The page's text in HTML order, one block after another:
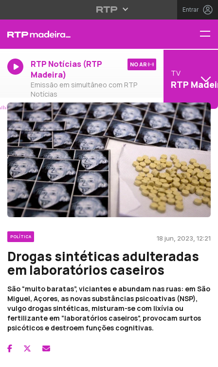
Entrar
RTP Notícias (RTP
Madeira)
Emissão em simultâneo com RTP
Notícias
NO AR
TV
RTP
POLÍTICA 18 jun, 2023, 12:21
Drogas sintéticas adulteradas
em laboratórios caseiros
São “muito baratas”, viciantes e abundam nas ruas: em São
Miguel, Açores, as novas substâncias psicoativas (NSP),
vulgo drogas sintéticas, misturam-se com lixívia ou
fertilizante em “laboratórios caseiros”, provocam surtos
psicóticos e destroem funções cognitivas.